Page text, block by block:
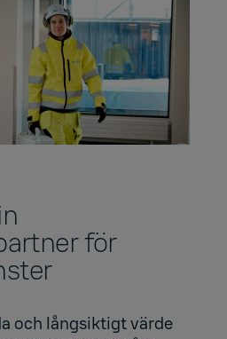
för
och långsiktigt värde